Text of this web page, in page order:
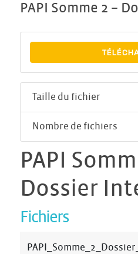
PAPI Somme 2 –
Taille du fichier
Nombre de fichiers
PAPI
Dossier
Fichiers